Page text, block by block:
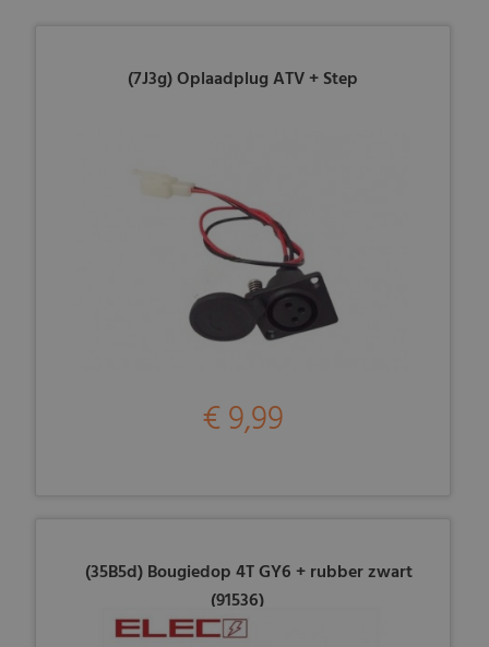
(7J3g) Oplaadplug ATV + Step
€ 9,99
(35B5d) Bougiedop 4T GY6 + rubber zwart
(91536)